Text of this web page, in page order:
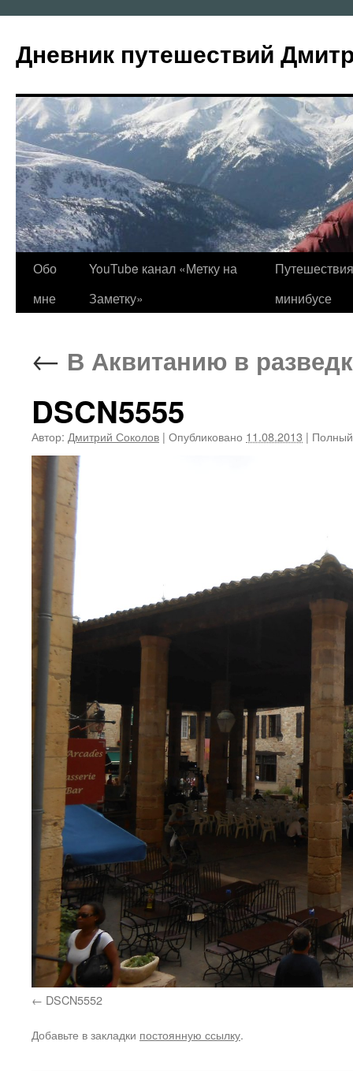
содержимому
Дневник путешествий
Обо
мне
YouTube канал «Метку на
Заметку»
минибусе
← В Аквитанию в
DSCN5555
Автор: Дмитрий Соколов | Опубликовано 11.08.2013 |
DSCN5552
Добавьте в закладки постоянную ссылку.